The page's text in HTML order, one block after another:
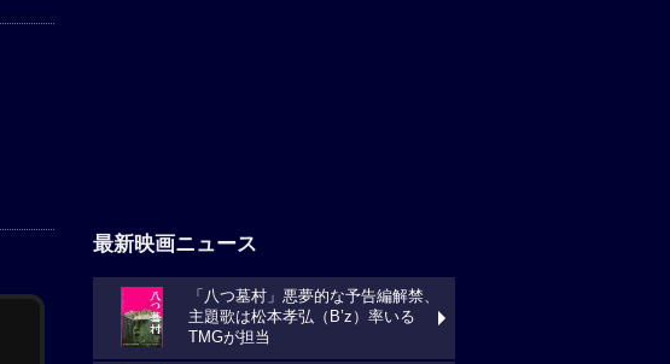
最新映画ニュース
「八つ墓村」悪夢的な予告編解禁、
主題歌は松本孝弘（B’z）率いる
TMGが担当